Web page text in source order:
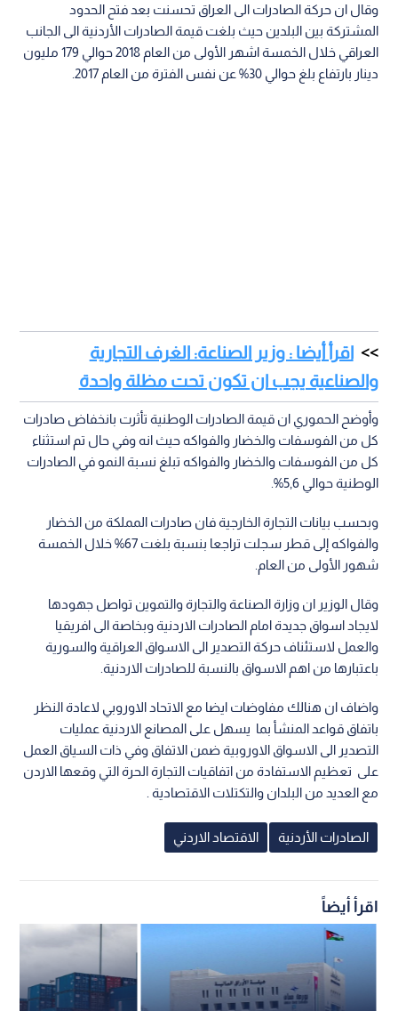
وقال ان حركة الصادرات الى العراق تحسنت بعد فتح الحدود
المشتركة بين البلدين حيث بلغت قيمة الصادرات الأردنية الى الجانب
العراقي خلال الخمسة اشهر الأولى من العام 2018 حوالي 179 مليون
دينار بارتفاع بلغ حوالي 30% عن نفس الفترة من العام 2017.
اقرأ أيضا : وزير الصناعة: الغرف التجارية
والصناعية يجب ان تكون تحت مظلة واحدة
وأوضح الحموري ان قيمة الصادرات الوطنية تأثرت بانخفاض صادرات
كل من الفوسفات والخضار والفواكه حيث انه وفي حال تم استثناء
كل من الفوسفات والخضار والفواكه تبلغ نسبة النمو في الصادرات
الوطنية حوالي 5,6%.
وبحسب بيانات التجارة الخارجية فان صادرات المملكة من الخضار
والفواكه إلى قطر سجلت تراجعا بنسبة بلغت 67% خلال الخمسة
شهور الأولى من العام.
وقال الوزير ان وزارة الصناعة والتجارة والتموين تواصل جهودها
لايجاد اسواق جديدة امام الصادرات الاردنية وبخاصة الى افريقيا
والعمل لاستئناف حركة التصدير الى الاسواق العراقية والسورية
باعتبارها من اهم الاسواق بالنسبة للصادرات الاردنية.
واضاف ان هنالك مفاوضات ايضا مع الاتحاد الاوروبي لاعادة النظر
باتفاق قواعد المنشأ بما يسهل على المصانع الاردنية عمليات
التصدير الى الاسواق الاوروبية ضمن الاتفاق وفي ذات السياق العمل
على تعظيم الاستفادة من اتفاقيات التجارة الحرة التي وقعها الاردن
مع العديد من البلدان والتكتلات الاقتصادية .
الصادرات الأردنية الاقتصاد الاردني
اقرأ أيضاً